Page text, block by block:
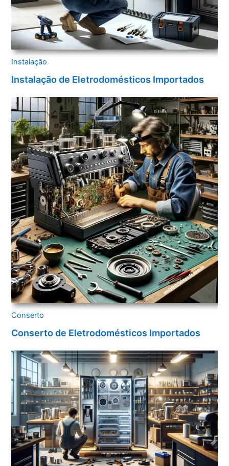
Instalação
Instalação de Eletrodomésticos Importados
Conserto
Conserto de Eletrodomésticos Importados